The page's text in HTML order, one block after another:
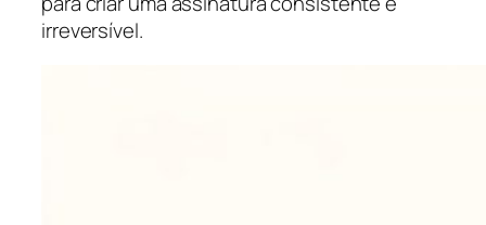
irreversível.